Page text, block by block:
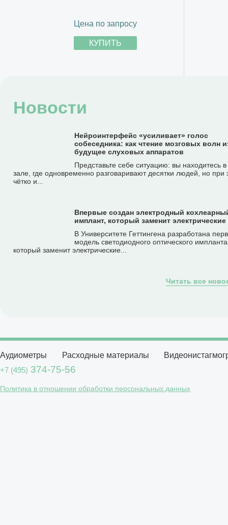
Цена по запросу
КУПИТЬ
Новости
Нейроинтерфейс «усиливает» голос
собеседника: как чтение мозговых волн
будущее слуховых аппаратов
Представьте себе ситуацию: вы находитесь
зале, где одновременно разговаривают десятки людей, но при
чётко и...
Впервые создан электродный
имплант, который заменит электрические
В Университете Геттингена разработана
модель светодиодного оптического
который заменит электрические...
Читать все
Аудиометры Расходные материалы
+7 (495) 374-75-56
Политика в отношении обработки персональных данных